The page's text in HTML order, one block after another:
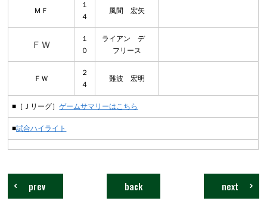
ＭＦ
１
４
風間 宏矢
ＦＷ
１
０
ライアン デ
フリース
ＦＷ
２
４
難波 宏明
■［Ｊリーグ］ゲームサマリーはこちら
■試合ハイライト
next
back
prev